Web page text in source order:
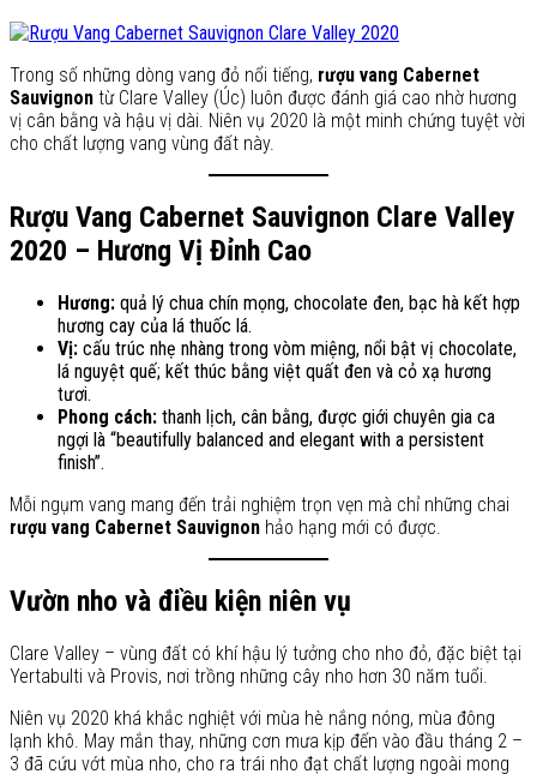
Trong số những dòng vang đỏ nổi tiếng, rượu vang Cabernet
Sauvignon từ Clare Valley (Úc) luôn được đánh giá cao nhờ hương
vị cân bằng và hậu vị dài. Niên vụ 2020 là một minh chứng tuyệt vời
cho chất lượng vang vùng đất này.
Rượu Vang Cabernet Sauvignon Clare Valley
2020 – Hương Vị Đỉnh Cao
Hương: quả lý chua chín mọng, chocolate đen, bạc hà kết hợp
hương cay của lá thuốc lá.
Vị: cấu trúc nhẹ nhàng trong vòm miệng, nổi bật vị chocolate,
lá nguyệt quế; kết thúc bằng việt quất đen và cỏ xạ hương
tươi.
Phong cách: thanh lịch, cân bằng, được giới chuyên gia ca
ngợi là “beautifully balanced and elegant with a persistent
finish”.
Mỗi ngụm vang mang đến trải nghiệm trọn vẹn mà chỉ những chai
rượu vang Cabernet Sauvignon hảo hạng mới có được.
Vườn nho và điều kiện niên vụ
Clare Valley – vùng đất có khí hậu lý tưởng cho nho đỏ, đặc biệt tại
Yertabulti và Provis, nơi trồng những cây nho hơn 30 năm tuổi.
Niên vụ 2020 khá khắc nghiệt với mùa hè nắng nóng, mùa đông
lạnh khô. May mắn thay, những cơn mưa kịp đến vào đầu tháng 2 –
3 đã cứu vớt mùa nho, cho ra trái nho đạt chất lượng ngoài mong